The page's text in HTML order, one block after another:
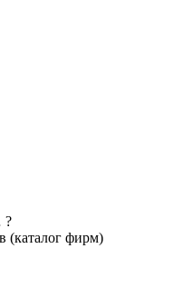
?
(каталог фирм)